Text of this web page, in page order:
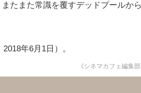
たまた常識を覆すデッドプールか
年6月1日）。
《シネマカフェ編集